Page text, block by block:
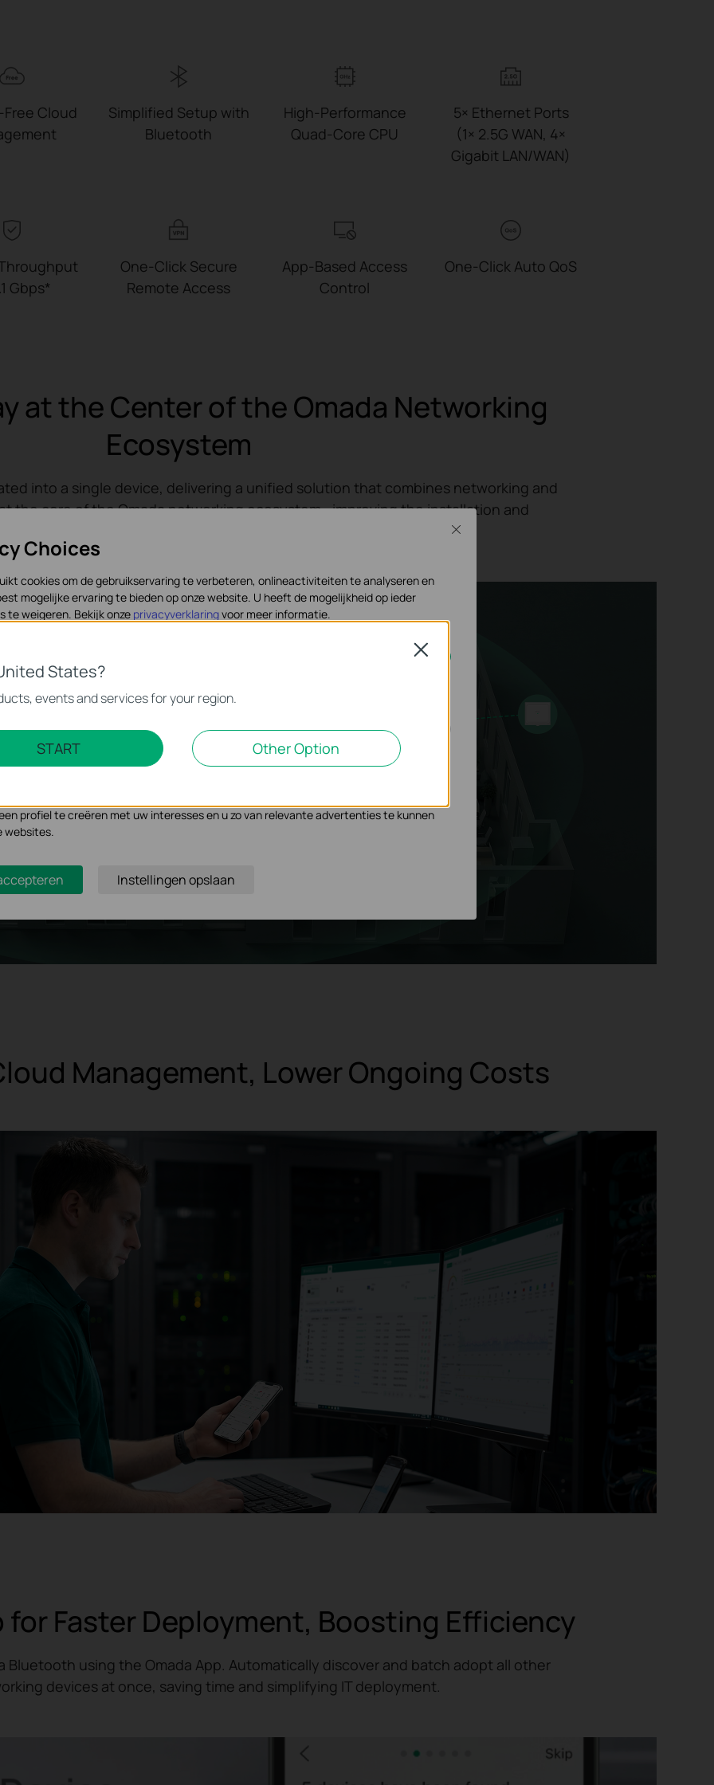
Cloud
Simplified Setup with
Bluetooth
High-Performance
Quad-Core CPU
5× Ethernet Ports
(1× 2.5G WAN, 4×
Gigabit LAN/WAN)
Gbps*
One‑Click Secure
Remote Access
App-Based Access
Control
One-Click Auto QoS
at the Center of the Omada Networking
Ecosystem
into a single device, delivering a unified solution that combines networking and
the core of the Omada networking ecosystem—improving the installation and
Management, Lower Ongoing Costs
Faster Deployment, Boosting Efficiency
Bluetooth using the Omada App. Automatically discover and batch adopt all other
devices at once, saving time and simplifying IT deployment.
States?
events and services for your region.
START Other Option
Close
Choices
cookies om de gebruikservaring te verbeteren, onlineactiviteiten te analyseren en
mogelijke ervaring te bieden op onze website. U heeft de mogelijkheid op ieder
te weigeren. Bekijk onze privacyverklaringvoor meer informatie.
Cookies
geven ons de mogelijkheid uw activiteiten op onze website te volgen en zo de
profiel te creëren met uw interesses en u zo van relevante advertenties te kunnen
websites.
Instellingen opslaan
Close